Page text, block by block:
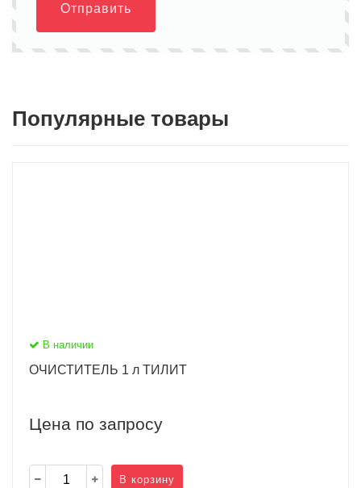
Отправить
Популярные товары
В наличии
ОЧИСТИТЕЛЬ 1 л ТИЛИТ
Цена по запросу
В корзину